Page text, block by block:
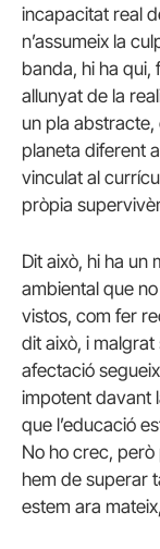
incapacitat real
n’assumeix la
banda, hi ha
allunyat de la
un pla abstracte,
planeta diferent
vinculat al
pròpia
Dit això, hi ha
ambiental que
vistos, com fer
dit això, i
afectació
impotent davant
que l’educació
No ho crec,
hem de superar
estem ara